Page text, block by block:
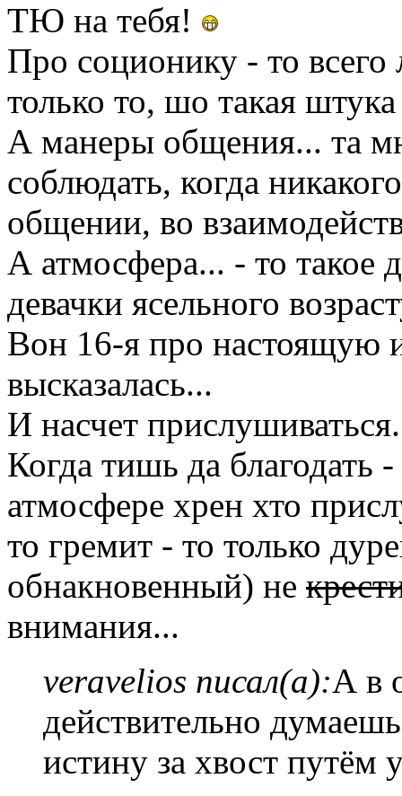
ТЮ на тебя!
Про соционику - то
только то, шо такая штука
А манеры общения... та
соблюдать, когда
общении, во
А атмосфера... - то такое
девачки ясельного
Вон 16-я про настоящую
высказалась...
И насчет
Когда тишь да благодать
атмосфере хрен хто
то гремит - то только
обнакновенный) не
внимания...
veravelios писал(а):А в
действительно
истину за хвост путём